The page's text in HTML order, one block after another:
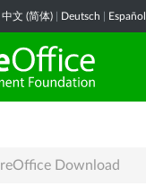
中文 (简体) Deutsch Español
Download